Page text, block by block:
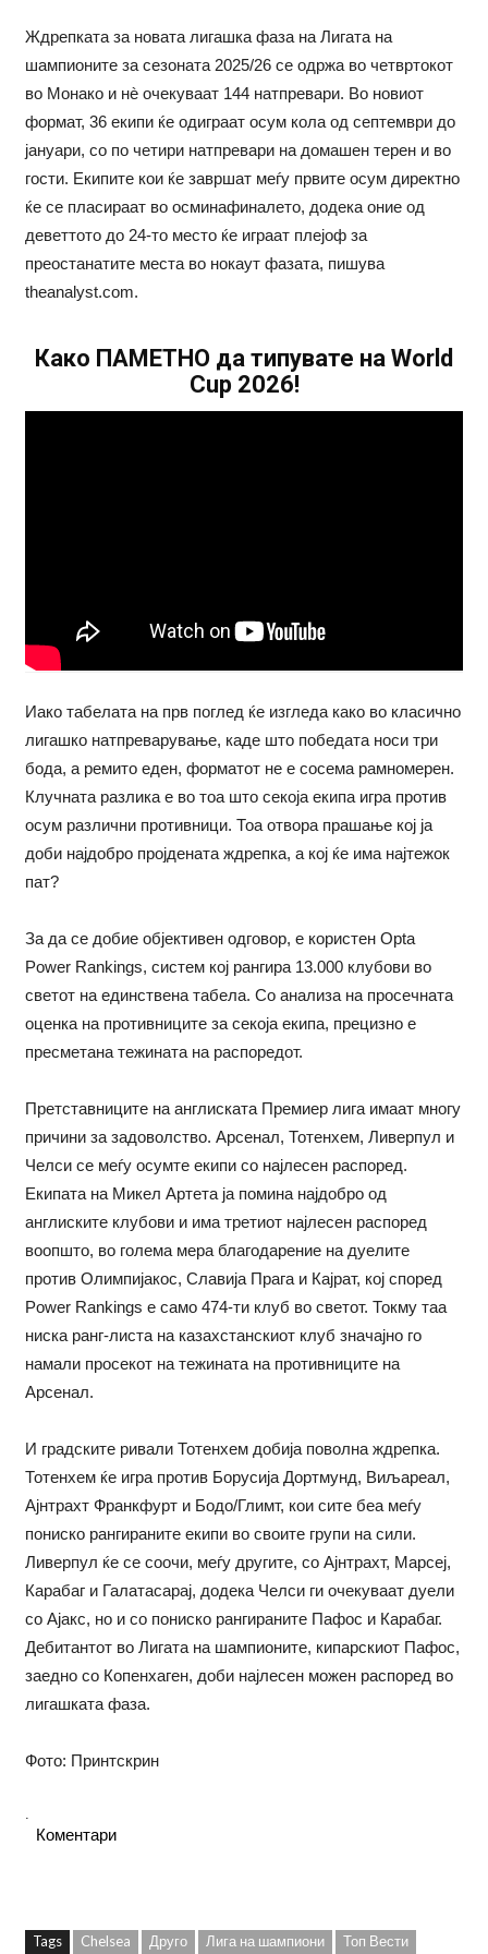
Ждрепката за новата лигашка фаза на Лигата на
шампионите за сезоната 2025/26 се одржа во четвртокот
во Монако и нè очекуваат 144 натпревари. Во новиот
формат, 36 екипи ќе одиграат осум кола од септември до
јануари, со по четири натпревари на домашен терен и во
гости. Екипите кои ќе завршат меѓу првите осум директно
ќе се пласираат во осминафиналето, додека оние од
деветтото до 24-то место ќе играат плејоф за
преостанатите места во нокаут фазата, пишува
theanalyst.com.
Како ПАМЕТНО да типувате на World
Cup 2026!
Иако табелата на прв поглед ќе изгледа како во класично
лигашко натпреварување, каде што победата носи три
бода, а ремито еден, форматот не е сосема рамномерен.
Клучната разлика е во тоа што секоја екипа игра против
осум различни противници. Тоа отвора прашање кој ја
доби најдобро пројдената ждрепка, а кој ќе има најтежок
пат?
За да се добие објективен одговор, е користен Opta
Power Rankings, систем кој рангира 13.000 клубови во
светот на единствена табела. Со анализа на просечната
оценка на противниците за секоја екипа, прецизно е
пресметана тежината на распоредот.
Претставниците на англиската Премиер лига имаат многу
причини за задоволство. Арсенал, Тотенхем, Ливерпул и
Челси се меѓу осумте екипи со најлесен распоред.
Екипата на Микел Артета ја помина најдобро од
англиските клубови и има третиот најлесен распоред
воопшто, во голема мера благодарение на дуелите
против Олимпијакос, Славија Прага и Кајрат, кој според
Power Rankings е само 474-ти клуб во светот. Токму таа
ниска ранг-листа на казахстанскиот клуб значајно го
намали просекот на тежината на противниците на
Арсенал.
И градските ривали Тотенхем добија поволна ждрепка.
Тотенхем ќе игра против Борусија Дортмунд, Виљареал,
Ајнтрахт Франкфурт и Бодо/Глимт, кои сите беа меѓу
пониско рангираните екипи во своите групи на сили.
Ливерпул ќе се соочи, меѓу другите, со Ајнтрахт, Марсеј,
Карабаг и Галатасарај, додека Челси ги очекуваат дуели
со Ајакс, но и со пониско рангираните Пафос и Карабаг.
Дебитантот во Лигата на шампионите, кипарскиот Пафос,
заедно со Копенхаген, доби најлесен можен распоред во
лигашката фаза.
Фото: Принтскрин
Коментари
Tags Chelsea Друго Лига на шампиони Топ Вести